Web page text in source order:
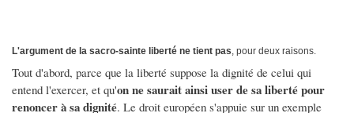
L'argument de la sacro-sainte liberté ne tient pas, pour deux raisons.
Tout d'abord, parce que la liberté suppose la dignité de celui qui
entend l'exercer, et qu'on ne saurait ainsi user de sa liberté pour
renoncer à sa dignité. Le droit européen s'appuie sur un exemple